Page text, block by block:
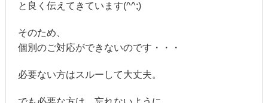
と良く伝えてきています(^^;)
そのため、
個別のご対応ができないのです・・・
必要ない方はスルーして大丈夫。